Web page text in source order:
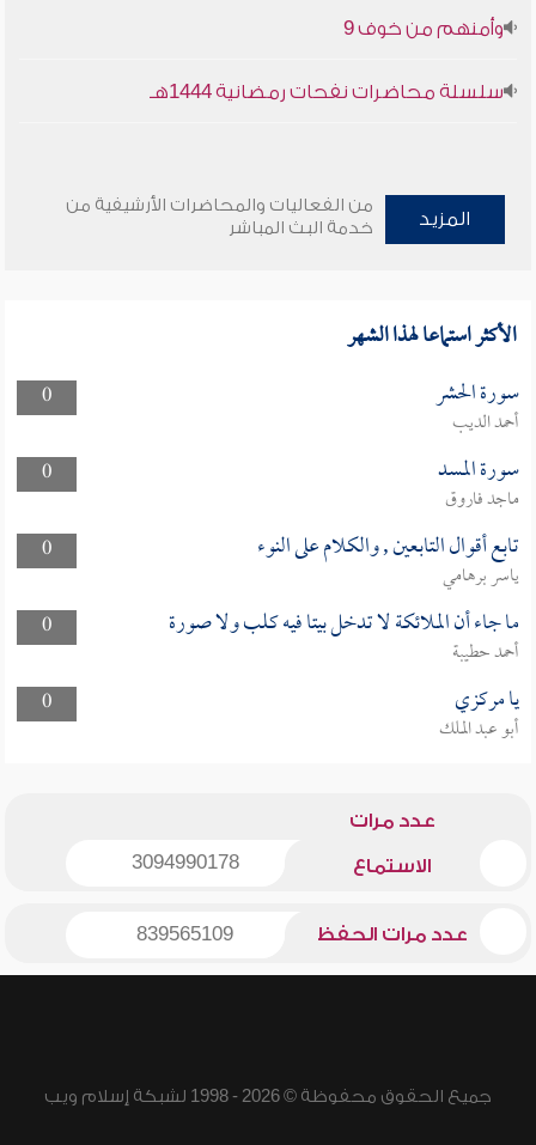
وأمنهم من خوف 9
سلسلة محاضرات نفحات رمضانية 1444هـ
المزيد
من الفعاليات والمحاضرات الأرشيفية من
خدمة البث المباشر
الأكثر استماعا لهذا الشهر
0 سورة الحشر
أحمد الديب
0
سورة المسد
ماجد فاروق
0
تابع أقوال التابعين , والكلام على النوء
ياسر برهامي
0
ما جاء أن الملائكة لا تدخل بيتا فيه كلب ولا صورة
أحمد حطيبة
0
يا مركزي
أبو عبد الملك
عدد مرات
الاستماع 3094990178
عدد مرات الحفظ 839565109
جميع الحقوق محفوظة © 2026 - 1998 لشبكة إسلام ويب